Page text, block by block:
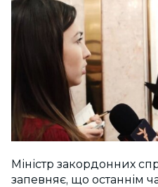
Міністр закордонних
запевняє, що останнім